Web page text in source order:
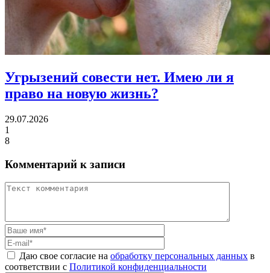
Угрызений совести нет. Имею ли я
право на новую жизнь?
29.07.2026
1
8
Комментарий к записи
Даю свое согласие на обработку персональных данных в
соответствии с Политикой конфиденциальности